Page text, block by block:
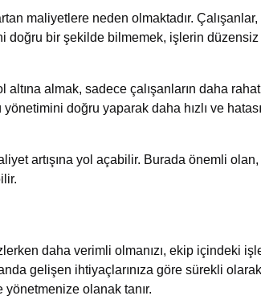
maliyetlere neden olmaktadır.
doğru bir şekilde bilmemek, işlerin
almak, sadece çalışanların daha
doğru yaparak daha hızlı ve
artışına yol açabilir. Burada önemli
daha verimli olmanızı, ekip içindeki
gelişen ihtiyaçlarınıza göre sürekli
olanak tanır.